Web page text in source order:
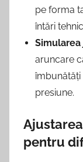
pe forma
întări
aruncare
îmbunătăți
presiune.
pentru